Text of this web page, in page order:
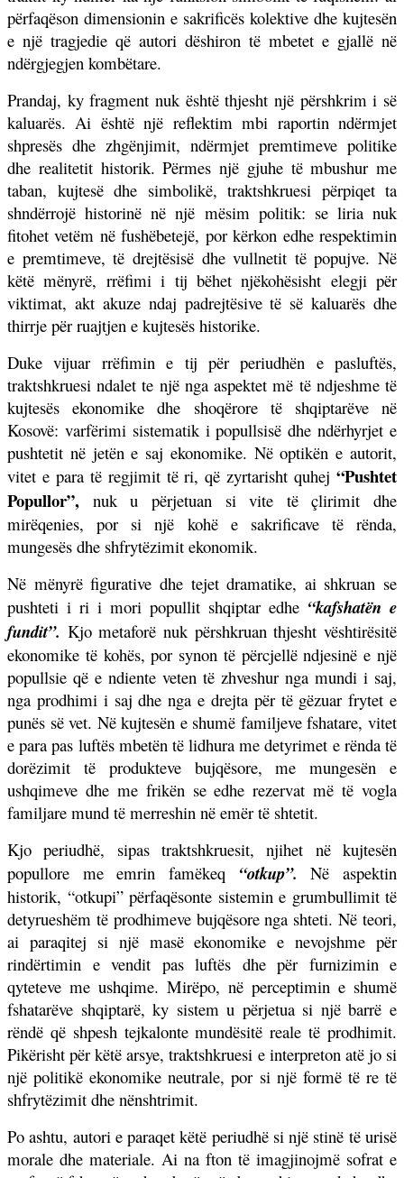
përfaqëson dimensionin e sakrificës kolektive dhe kujtesën
e një tragjedie që autori dëshiron të mbetet e gjallë në
ndërgjegjen kombëtare.
Prandaj, ky fragment nuk është thjesht një përshkrim i së
kaluarës. Ai është një reflektim mbi raportin ndërmjet
shpresës dhe zhgënjimit, ndërmjet premtimeve politike
dhe realitetit historik. Përmes një gjuhe të mbushur me
taban, kujtesë dhe simbolikë, traktshkruesi përpiqet ta
shndërrojë historinë në një mësim politik: se liria nuk
fitohet vetëm në fushëbetejë, por kërkon edhe respektimin
e premtimeve, të drejtësisë dhe vullnetit të popujve. Në
këtë mënyrë, rrëfimi i tij bëhet njëkohësisht elegji për
viktimat, akt akuze ndaj padrejtësive të së kaluarës dhe
thirrje për ruajtjen e kujtesës historike.
Duke vijuar rrëfimin e tij për periudhën e pasluftës,
traktshkruesi ndalet te një nga aspektet më të ndjeshme të
kujtesës ekonomike dhe shoqërore të shqiptarëve në
Kosovë: varfërimi sistematik i popullsisë dhe ndërhyrjet e
pushtetit në jetën e saj ekonomike. Në optikën e autorit,
vitet e para të regjimit të ri, që zyrtarisht quhej “Pushtet
Popullor”, nuk u përjetuan si vite të çlirimit dhe
mirëqenies, por si një kohë e sakrificave të rënda,
mungesës dhe shfrytëzimit ekonomik.
Në mënyrë figurative dhe tejet dramatike, ai shkruan se
pushteti i ri i mori popullit shqiptar edhe “kafshatën e
fundit”. Kjo metaforë nuk përshkruan thjesht vështirësitë
ekonomike të kohës, por synon të përcjellë ndjesinë e një
popullsie që e ndiente veten të zhveshur nga mundi i saj,
nga prodhimi i saj dhe nga e drejta për të gëzuar frytet e
punës së vet. Në kujtesën e shumë familjeve fshatare, vitet
e para pas luftës mbetën të lidhura me detyrimet e rënda të
dorëzimit të produkteve bujqësore, me mungesën e
ushqimeve dhe me frikën se edhe rezervat më të vogla
familjare mund të merreshin në emër të shtetit.
Kjo periudhë, sipas traktshkruesit, njihet në kujtesën
popullore me emrin famëkeq “otkup”. Në aspektin
historik, “otkupi” përfaqësonte sistemin e grumbullimit të
detyrueshëm të prodhimeve bujqësore nga shteti. Në teori,
ai paraqitej si një masë ekonomike e nevojshme për
rindërtimin e vendit pas luftës dhe për furnizimin e
qyteteve me ushqime. Mirëpo, në perceptimin e shumë
fshatarëve shqiptarë, ky sistem u përjetua si një barrë e
rëndë që shpesh tejkalonte mundësitë reale të prodhimit.
Pikërisht për këtë arsye, traktshkruesi e interpreton atë jo si
një politikë ekonomike neutrale, por si një formë të re të
shfrytëzimit dhe nënshtrimit.
Po ashtu, autori e paraqet këtë periudhë si një stinë të urisë
morale dhe materiale. Ai na fton të imagjinojmë sofrat e